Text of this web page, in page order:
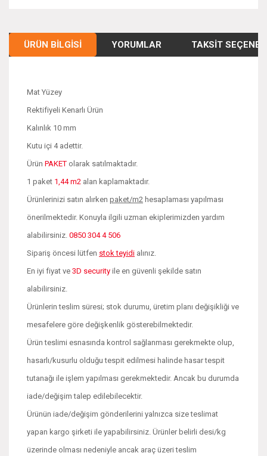
ÜRÜN BILGISI YORUMLAR TAKSIT
Mat Yüzey
Rektifiyeli Kenarlı Ürün
Kalınlık 10 mm
Kutu içi 4 adettir.
Ürün PAKET olarak satılmaktadır.
1 paket 1,44 m2 alan kaplamaktadır.
Ürünlerinizi satın alırken paket/m2 hesaplaması yapılması
önerilmektedir. Konuyla ilgili uzman ekiplerimizden yardım
alabilirsiniz. 0850 304 4 506
Sipariş öncesi lütfen stok teyidi alınız.
En iyi fiyat ve 3D security ile en güvenli şekilde satın
alabilirsiniz.
Ürünlerin teslim süresi; stok durumu, üretim planı değişikliği ve
mesafelere göre değişkenlik gösterebilmektedir.
Ürün teslimi esnasında kontrol sağlanması gerekmekte olup,
hasarlı/kusurlu olduğu tespit edilmesi halinde hasar tespit
tutanağı ile işlem yapılması gerekmektedir. Ancak bu durumda
iade/değişim talep edilebilecektir.
Ürünün iade/değişim gönderilerini yalnızca size teslimat
yapan kargo şirketi ile yapabilirsiniz. Ürünler belirli desi/kg
üzerinde olması nedeniyle ancak araç üzeri teslim